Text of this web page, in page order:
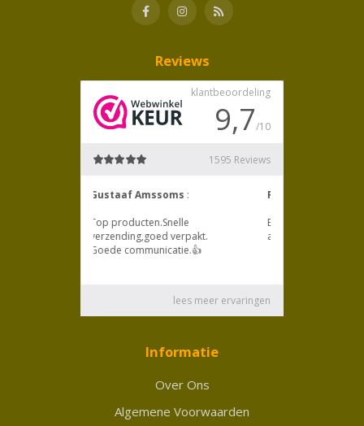
Reviews
Informatie
Over Ons
Algemene Voorwaarden